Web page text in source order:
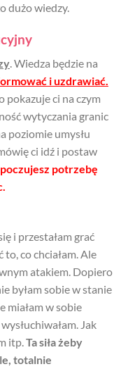
dużo wiedzy.
. Wiedza będzie na
i uzdrawiać.
pokazuje ci na czym
wytyczania granic
poziomie umysłu
ci idź i postaw
potrzebę
i przestałam grać
co chciałam. Ale
atakiem. Dopiero
byłam sobie w stanie
miałam w sobie
Jak
itp.Ta siła żeby
totalnie